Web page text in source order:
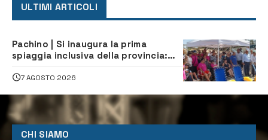
ULTIMI ARTICOLI
Pachino | Si inaugura la prima
spiaggia inclusiva della provincia:
tutti
7 AGOSTO 2026
CHI SIAMO